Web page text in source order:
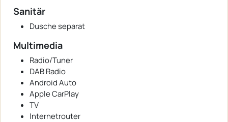
Sanitär
Dusche separat
Multimedia
Radio/Tuner
DAB Radio
Android Auto
Apple CarPlay
TV
Internetrouter